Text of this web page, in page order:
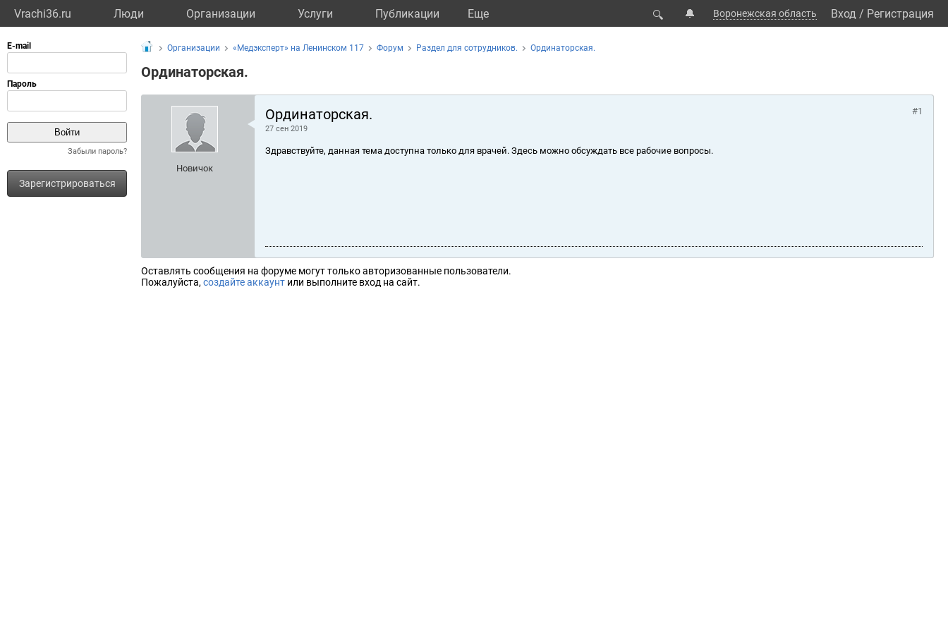
Vrachi36.ru Люди Организации Услуги Публикации Eще 🔍 🔔 Воронежская область Вход / Регистрация
Забыли пароль?
Зарегистрироваться
Организации «Медэксперт» на Ленинском 117 Форум Раздел для сотрудников. Ординаторская.
Ординаторская.
Новичок
Ординаторская.
27 сен 2019
#1
Здравствуйте, данная тема доступна только для врачей. Здесь можно обсуждать все рабочие вопросы.
Оставлять сообщения на форуме могут только авторизованные пользователи.
Пожалуйста, создайте аккаунт или выполните вход на сайт.